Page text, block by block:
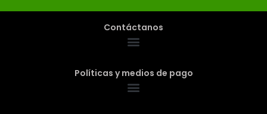
Contáctanos
Políticas y medios de pago